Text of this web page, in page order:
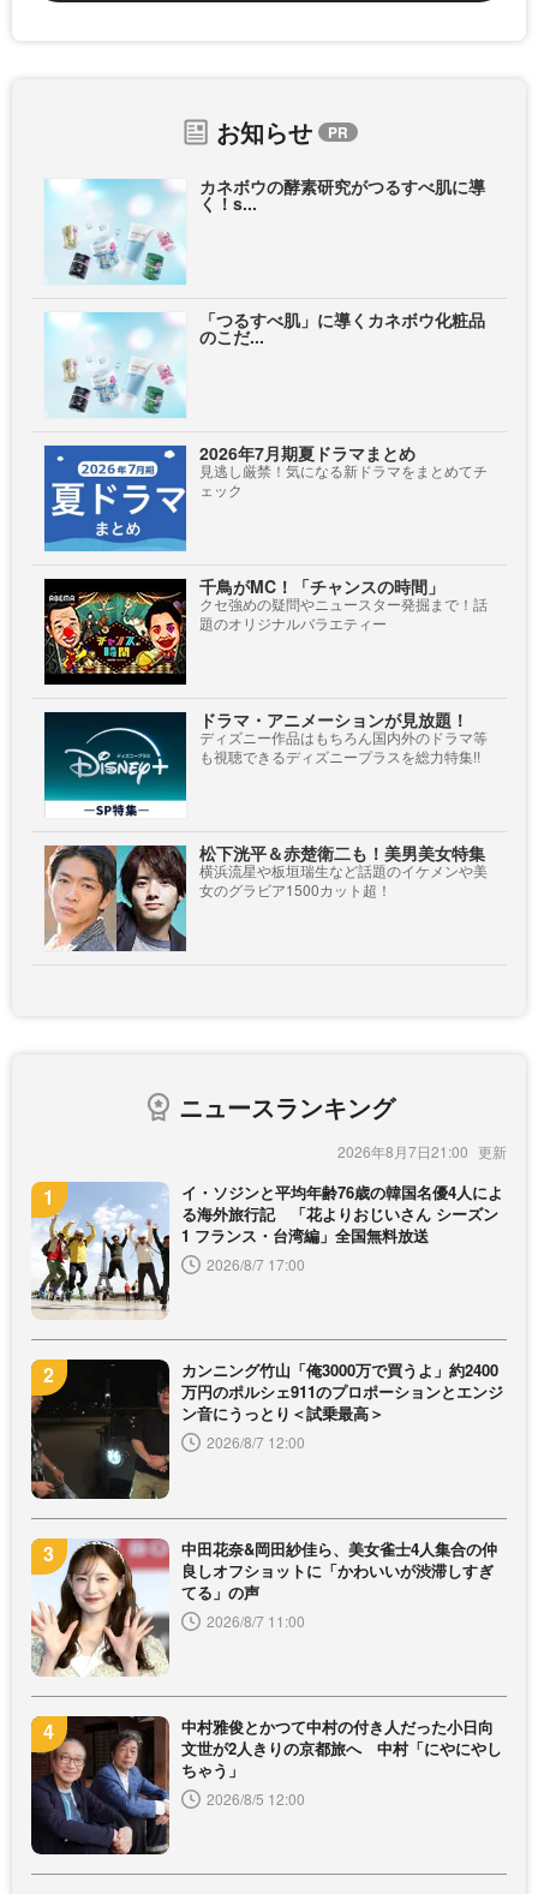
お知らせ
カネボウの酵素研究がつるすべ肌に導
く！s...
「つるすべ肌」に導くカネボウ化粧品
のこだ...
2026年7月期夏ドラマまとめ
見逃し厳禁！気になる新ドラマをまとめてチ
ェック
千鳥がMC！「チャンスの時間」
クセ強めの疑問やニュースター発掘まで！話
題のオリジナルバラエティー
ドラマ・アニメーションが見放題！
ディズニー作品はもちろん国内外のドラマ等
も視聴できるディズニープラスを総力特集!!
松下洸平＆赤楚衛二も！美男美女特集
横浜流星や板垣瑞生など話題のイケメンや美
女のグラビア1500カット超！
ニュースランキング
2026年8月7日21:00
イ・ソジンと平均年齢76歳の韓国名優4人によ
る海外旅行記 「花よりおじいさん シーズン
1 フランス・台湾編」全国無料放送
2026/8/7 17:00
カンニング竹山「俺3000万で買うよ」約2400
万円のポルシェ911のプロポーションとエンジ
ン音にうっとり＜試乗最高＞
2026/8/7 12:00
中田花奈&岡田紗佳ら、美女雀士4人集合の仲
良しオフショットに「かわいいが渋滞しすぎ
てる」の声
2026/8/7 11:00
中村雅俊とかつて中村の付き人だった小日向
文世が2人きりの京都旅へ 中村「にやにやし
ちゃう」
2026/8/5 12:00